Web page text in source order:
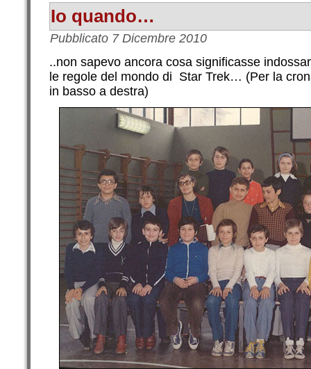
Io quando…
Pubblicato 7 Dicembre 2010
..non sapevo ancora cosa significasse
le regole del mondo di Star Trek… (Per la
in basso a destra)